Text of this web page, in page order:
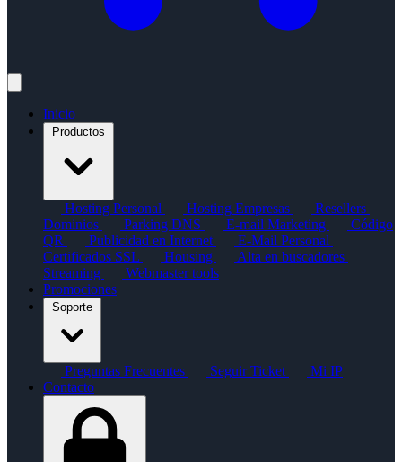
Inicio
Productos
Hosting Personal Hosting Empresas
Resellers
Dominios
Parking DNS E-mail Marketing
Código
QR
Publicidad en Internet
E-Mail Personal
Certificados SSL
Housing
Alta en buscadores
Streaming
Webmaster tools
Promociones
Soporte
Preguntas Frecuentes Seguir Ticket
Mi IP
Contacto